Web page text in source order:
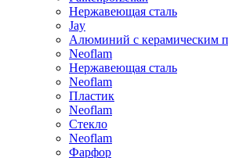
Нержавеющая сталь
Jay
Алюминий с керамическим
Neoflam
Нержавеющая сталь
Neoflam
Пластик
Neoflam
Стекло
Neoflam
Фарфор